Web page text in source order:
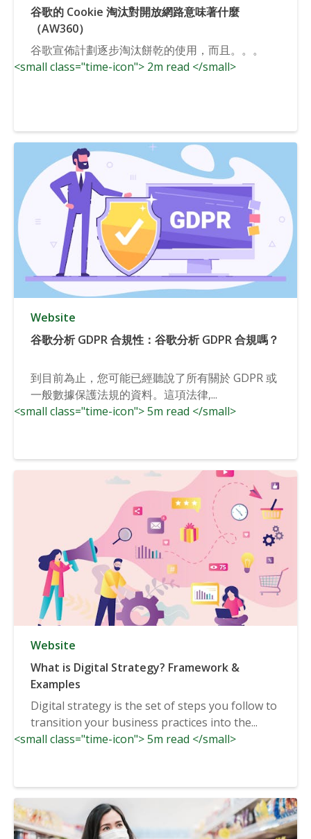
谷歌的 Cookie 淘汰對開放網路意味著什麼
（AW360）
谷歌宣佈計劃逐步淘汰餅乾的使用，而且。。。
<small class="time-icon"> 2m read </small>
Website
谷歌分析 GDPR 合規性：谷歌分析 GDPR 合規嗎？
到目前為止，您可能已經聽說了所有關於 GDPR 或
一般數據保護法規的資料。這項法律,...
<small class="time-icon"> 5m read </small>
Website
What is Digital Strategy? Framework &
Examples
Digital strategy is the set of steps you follow to
transition your business practices into the...
<small class="time-icon"> 5m read </small>